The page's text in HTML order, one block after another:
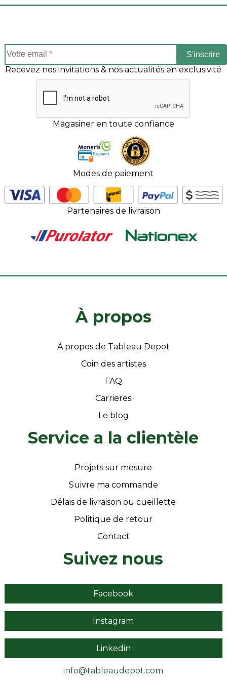
S'inscrire
Recevez nos invitations & nos actualités en exclusivité
Magasiner en toute confiance
Modes de paiement
Partenaires de livraison
À propos
À propos de Tableau Depot
Coin des artistes
FAQ
Carrieres
Le blog
Service a la clientèle
Projets sur mesure
Suivre ma commande
Délais de livraison ou cueillette
Politique de retour
Contact
Suivez nous
Facebook
Instagram
Linkedin
info@tableaudepot.com